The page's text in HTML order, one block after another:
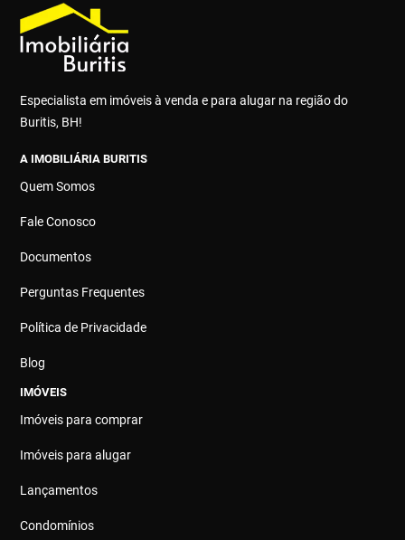
Especialista em imóveis à venda e para alugar na região do
Buritis, BH!
A IMOBILIÁRIA BURITIS
Quem Somos
Fale Conosco
Documentos
Perguntas Frequentes
Política de Privacidade
Blog
IMÓVEIS
Imóveis para comprar
Imóveis para alugar
Lançamentos
Condomínios